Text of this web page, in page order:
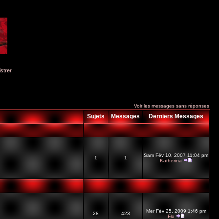
Voir les messages sans réponses
Sujets Messages Derniers Messages
1 1
Sam Fév 10, 2007 11:04 pm
Katherina
28 423
Mer Fév 25, 2009 1:46 pm
Flo